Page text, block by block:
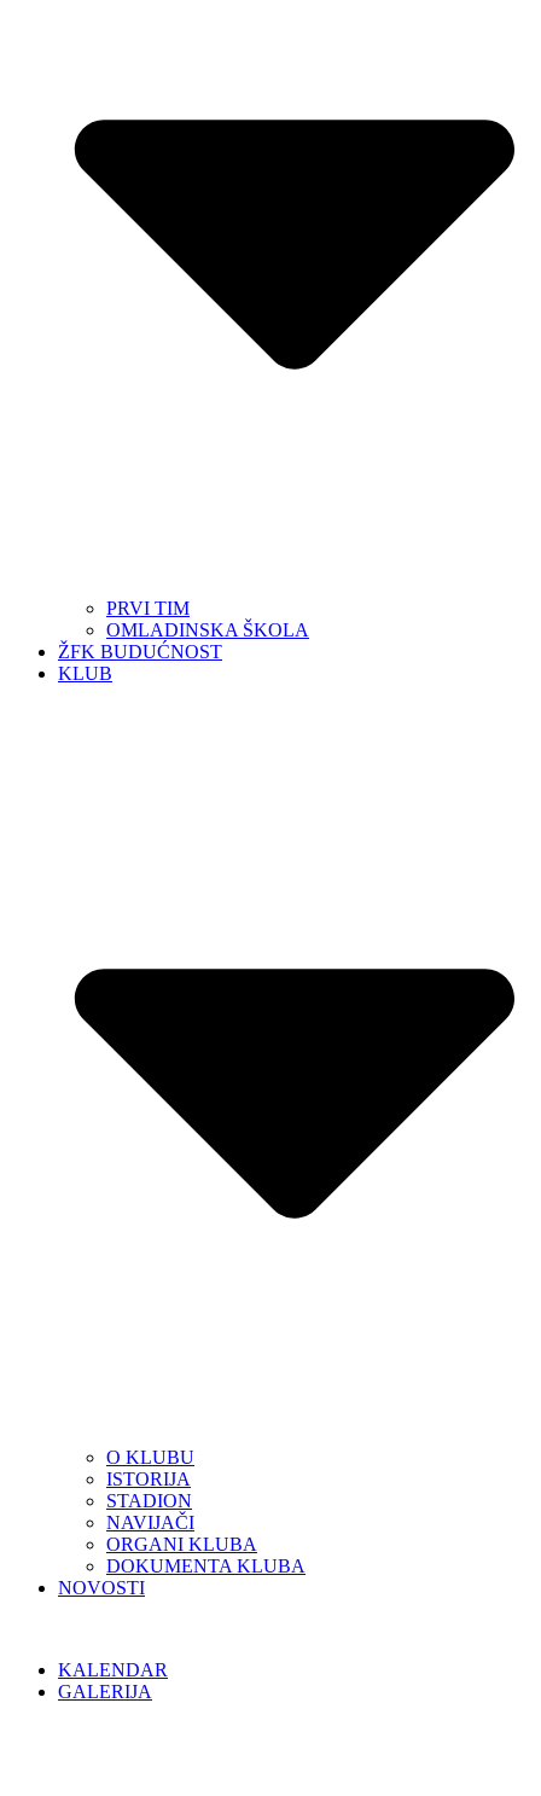
PRVI TIM
OMLADINSKA ŠKOLA
ŽFK BUDUĆNOST
KLUB
O KLUBU
ISTORIJA
STADION
NAVIJAČI
ORGANI KLUBA
DOKUMENTA KLUBA
NOVOSTI
KALENDAR
GALERIJA